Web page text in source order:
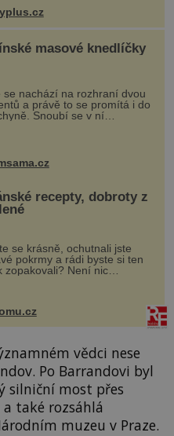
masové knedlíčky
se nachází na rozhraní dvou
a právě to se promítá i do
Snoubí se v ní
a asijské chutě a díky tomu
které rozhodně st...
recepty, dobroty z
se krásně, ochutnali jste
pokrmy a rádi byste si ten
zopakovali? Není nic
Pljeskavica (10 porcí)
jste ji ochutnali na dovolené v
vědci nese
Po Barrandovi byl
silniční most přes
také rozsáhlá
muzeu v Praze.